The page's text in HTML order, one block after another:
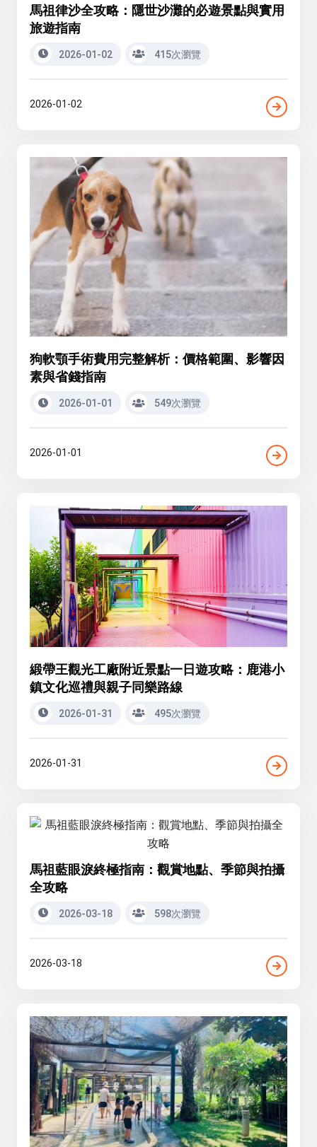
馬祖律沙全攻略：隱世沙灘的必遊景點與實用
旅遊指南
2026-01-02 415次瀏覽
2026-01-02
狗軟顎手術費用完整解析：價格範圍、影響因
素與省錢指南
2026-01-01 549次瀏覽
2026-01-01
緞帶王觀光工廠附近景點一日遊攻略：鹿港小
鎮文化巡禮與親子同樂路線
2026-01-31 495次瀏覽
2026-01-31
馬祖藍眼淚終極指南：觀賞地點、季節與拍攝
全攻略
2026-03-18 598次瀏覽
2026-03-18